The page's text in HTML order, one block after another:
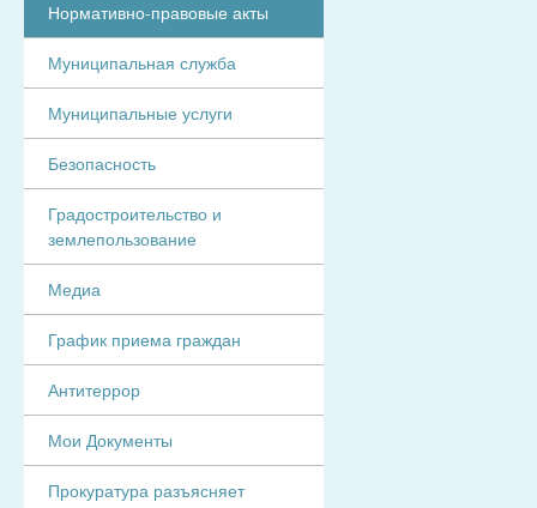
Нормативно-правовые акты
Муниципальная служба
Муниципальные услуги
Безопасность
Градостроительство и
землепользование
Медиа
График приема граждан
Антитеррор
Мои Документы
Прокуратура разъясняет